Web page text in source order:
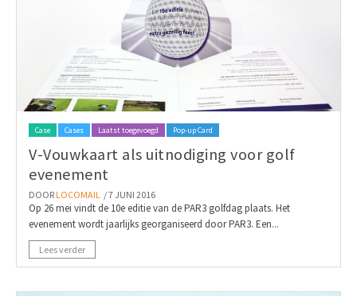
Case Cases Laatst toegevoegd Pop-up Card
V-Vouwkaart als uitnodiging voor golf
evenement
DOOR LOCOMAIL / 7 JUNI 2016
Op 26 mei vindt de 10e editie van de PAR3 golfdag plaats. Het
evenement wordt jaarlijks georganiseerd door PAR3. Een...
Lees verder